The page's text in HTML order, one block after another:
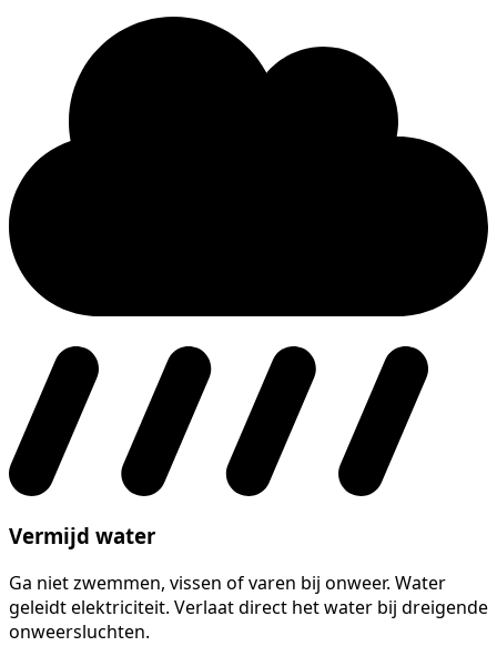
Vermijd water
Ga niet zwemmen, vissen of varen bij onweer. Water
geleidt elektriciteit. Verlaat direct het water bij dreigende
onweersluchten.